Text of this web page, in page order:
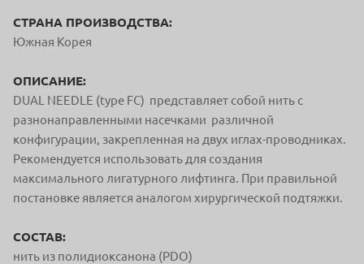
СТРАНА ПРОИЗВОДСТВА:
Южная Корея
ОПИСАНИЕ:
DUAL NEEDLE (type FC) представляет собой нить с
разнонаправленными насечками различной
конфигурации, закрепленная на двух иглах-проводниках.
Рекомендуется использовать для создания
максимального лигатурного лифтинга. При правильной
постановке является аналогом хирургической подтяжки.
СОСТАВ:
нить из полидиоксанона (PDO)